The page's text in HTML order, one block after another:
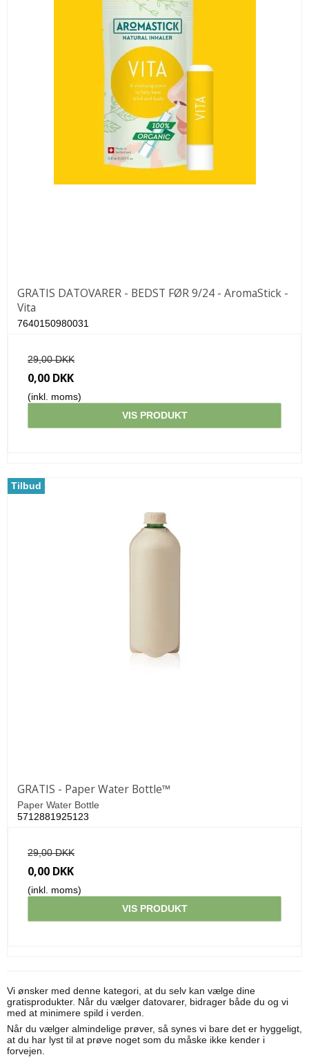
GRATIS DATOVARER - BEDST FØR 9/24 - AromaStick -
Vita
7640150980031
29,00 DKK
0,00 DKK
(inkl. moms)
VIS PRODUKT
Tilbud
GRATIS - Paper Water Bottle™
Paper Water Bottle
5712881925123
29,00 DKK
0,00 DKK
(inkl. moms)
VIS PRODUKT
Vi ønsker med denne kategori, at du selv kan vælge dine
gratisprodukter. Når du vælger datovarer, bidrager både du og vi
med at minimere spild i verden.
Når du vælger almindelige prøver, så synes vi bare det er hyggeligt,
at du har lyst til at prøve noget som du måske ikke kender i
forvejen.